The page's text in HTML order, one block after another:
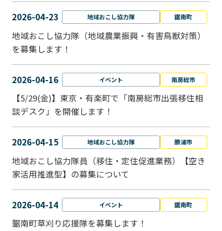
2026-04-23 地域おこし協力隊 鋸南町
地域おこし協力隊（地域農業振興・有害鳥獣対策）
を募集します！
2026-04-16 イベント 南房総市
【5/29(金)】東京・有楽町で「南房総市出張移住相
談デスク」を開催します！
2026-04-15 地域おこし協力隊 勝浦市
地域おこし協力隊員（移住・定住促進業務）【空き
家活用推進型】の募集について
2026-04-14 イベント 鋸南町
鋸南町草刈り応援隊を募集します！